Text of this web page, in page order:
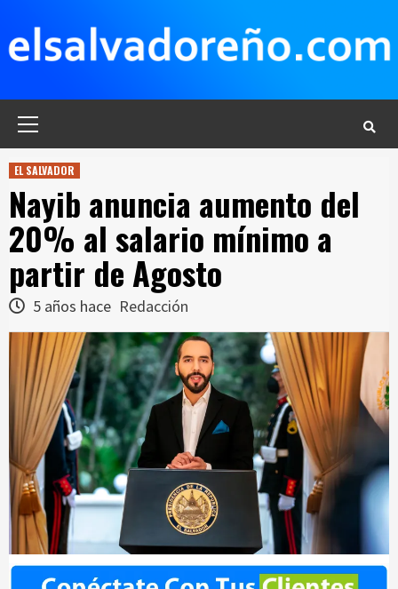
contenido
EL SALVADOR
Nayib anuncia aumento del
20% al salario mínimo a
partir de Agosto
5 años hace Redacción